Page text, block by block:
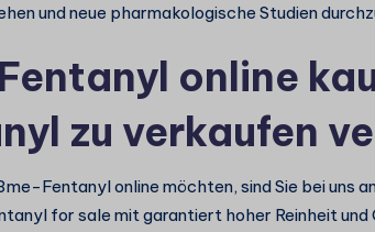
und neue pharmakologische Studien
online
zu verkaufen
Fentanyl online möchten, sind Sie bei uns
for sale mit garantiert hoher Reinheit